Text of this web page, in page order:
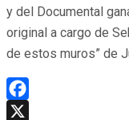
y del Documental
original a cargo de
de estos muros” de
Facebook